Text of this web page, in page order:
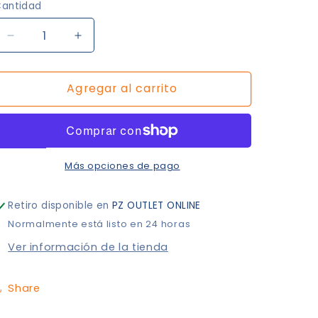
Reducir
cantidad
para
Set
Aumentar
cantidad
para
Doctor
Set
Agregar al carrito
Más opciones de pago
Retiro disponible enPZ OUTLET ONLINE
Normalmente está listo en 24 horas
Ver información de la tienda
Share